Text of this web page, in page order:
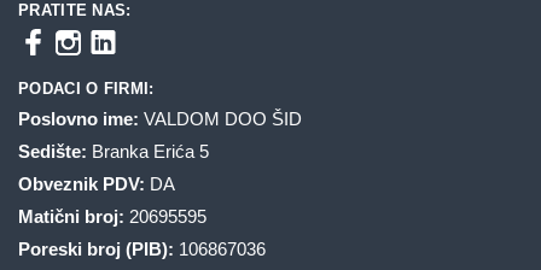
PRATITE NAS:
PODACI O FIRMI:
Poslovno ime: VALDOM DOO ŠID
Sedište: Branka Erića 5
Obveznik PDV: DA
Matični broj: 20695595
Poreski broj (PIB): 106867036